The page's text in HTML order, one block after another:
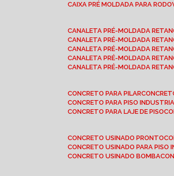
CAIXA PRÉ MOLDADA PARA
CANALETA PRÉ-MOLDADA
CANALETA PRÉ-MOLDADA
CANALETA PRÉ-MOLDADA
CANALETA PRÉ-MOLDADA
CANALETA PRÉ-MOLDADA
CONCRETO PARA PILAR
CONCRETO PARA PISO
CONCRETO PARA LAJE DE PISO
CONCRETO USINADO PRONTO
CONCRETO USINADO PARA PISO
CONCRETO USINADO BOMBA